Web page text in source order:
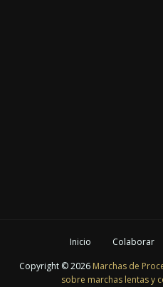
Inicio Colaborar
Copyright ©2026 Marchas de
sobre marchas lentas y